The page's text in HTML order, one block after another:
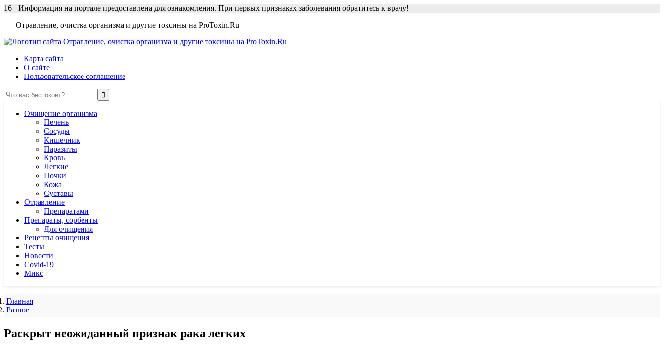
16+ Информация на портале предоставлена для ознакомления. При первых признаках заболевания обратитесь к врачу!
Отравление, очистка организма и другие токсины на ProToxin.Ru
Карта сайта
О сайте
Пользовательское соглашение
Очищение организма
Печень
Сосуды
Кишечник
Паразиты
Кровь
Легкие
Почки
Кожа
Суставы
Отравление
Препаратами
Препараты, сорбенты
Для очищения
Рецепты очищения
Тесты
Новости
Covid-19
Микс
Главная
Разное
Раскрыт неожиданный признак рака легких